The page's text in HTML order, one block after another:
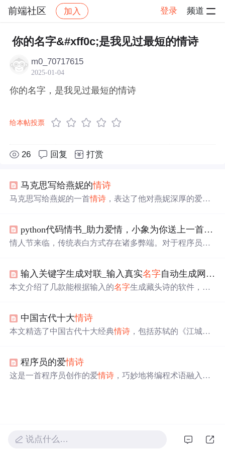
前端社区 加入 登录 频道
社区 前端社区 感慨 帖子详情
你的名字&#xff0c;是我见过最短的情诗
m0_70717615
2025-01-04
你的名字，是我见过最短的情诗
给本帖投票
26 回复 打赏
马克思写给燕妮的情诗
马克思写给燕妮的一首情诗 ，表达了他对燕妮深厚的爱情
渴望让全世界都知道这个名字就是爱情。 python代码情书_助力爱情，小象为你送上一首python写的
情人节来临，传统表白方式存在诸多弊端。对于程序员而
彰显内心，提升表白格调。
输入关键字生成对联_输入真实名字自动生成网名，
本文介绍了几款能根据输入的名字生成藏头诗的软件，包
定制诗歌。
中国古代十大情诗
本文精选了中国古代十大经典情诗 ，包括苏轼的《江城
程序员的爱情诗
这是一首程序员创作的爱情诗 ，巧妙地将编程术语融入诗
说点什么…